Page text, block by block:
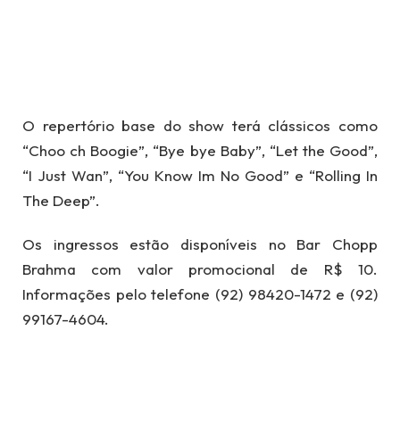
O repertório base do show terá clássicos como
“Choo ch Boogie”, “Bye bye Baby”, “Let the Good”,
“I Just Wan”, “You Know Im No Good” e “Rolling In
The Deep”.
Os ingressos estão disponíveis no Bar Chopp
Brahma com valor promocional de R$ 10.
Informações pelo telefone (92) 98420-1472 e (92)
99167-4604.